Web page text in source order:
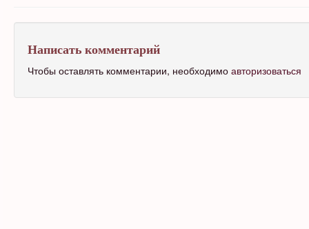
Написать комментарий
Чтобы оставлять комментарии, необходимо авторизоваться